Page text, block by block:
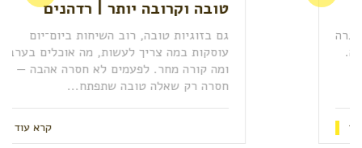
טובה וקרובה יותר | רדהנים
גם בזוגיות טובה, רוב השיחות ביום־יום
עוסקות במה צריך לעשות, מה אוכלים בערב
ומה קורה מחר. לפעמים לא חסרה אהבה —
חסרה רק שאלה טובה שתפתח...